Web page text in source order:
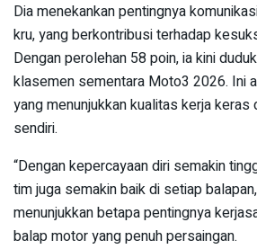
Dia menekankan pentingnya
kru, yang berkontribusi terhadap
Dengan perolehan 58 poin, ia kini
klasemen sementara Moto3 2026. Ini
yang menunjukkan kualitas kerja keras
sendiri.
“Dengan kepercayaan diri semakin
tim juga semakin baik di setiap
menunjukkan betapa pentingnya
balap motor yang penuh persaingan.